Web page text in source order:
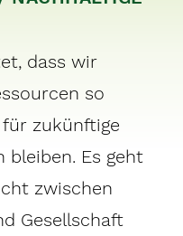
dass wir
so
zukünftige
bleiben. Es geht
zwischen
Gesellschaft